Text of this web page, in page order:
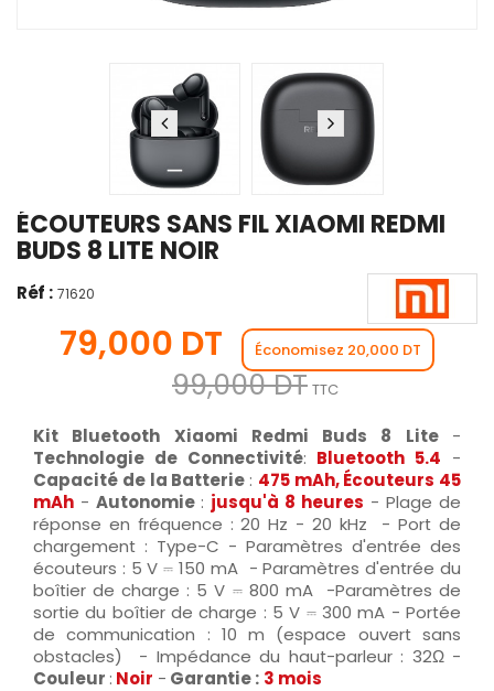
ÉCOUTEURS SANS FIL XIAOMI REDMI
BUDS 8 LITE NOIR
Réf : 71620
79,000 DT Économisez 20,000 DT
99,000 DT TTC
Kit Bluetooth Xiaomi Redmi Buds 8 Lite -
Technologie de Connectivité: Bluetooth 5.4 -
Capacité de la Batterie : 475 mAh, Écouteurs 45
mAh - Autonomie : jusqu'à 8 heures - Plage de
réponse en fréquence : 20 Hz - 20 kHz - Port de
chargement : Type-C - Paramètres d'entrée des
écouteurs : 5 V ⎓ 150 mA - Paramètres d'entrée du
boîtier de charge : 5 V ⎓ 800 mA -Paramètres de
sortie du boîtier de charge : 5 V ⎓ 300 mA - Portée
de communication : 10 m (espace ouvert sans
obstacles) - Impédance du haut-parleur : 32Ω -
Couleur : Noir - Garantie : 3 mois